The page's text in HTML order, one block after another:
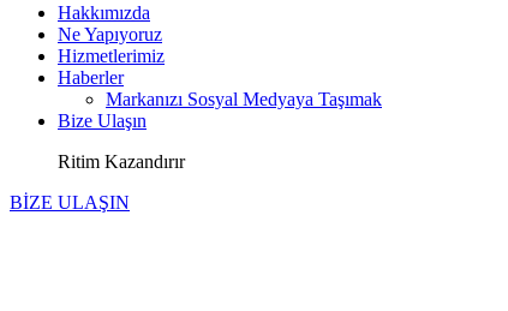
Hakkımızda
Ne Yapıyoruz
Hizmetlerimiz
Haberler
Markanızı Sosyal Medyaya Taşımak
Bize Ulaşın
Ritim Kazandırır
BİZE ULAŞIN